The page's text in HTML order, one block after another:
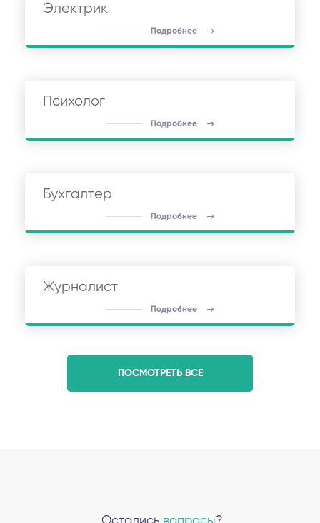
Электрик
Подробнее
Психолог
Подробнее
Бухгалтер
Подробнее
Журналист
Подробнее
ПОСМОТРЕТЬ ВСЕ